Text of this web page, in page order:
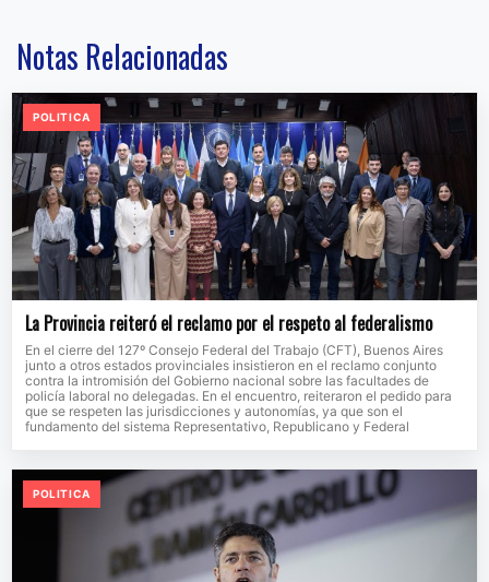
Notas Relacionadas
POLITICA
La Provincia reiteró el reclamo por el respeto al federalismo
En el cierre del 127º Consejo Federal del Trabajo (CFT), Buenos Aires
junto a otros estados provinciales insistieron en el reclamo conjunto
contra la intromisión del Gobierno nacional sobre las facultades de
policía laboral no delegadas. En el encuentro, reiteraron el pedido para
que se respeten las jurisdicciones y autonomías, ya que son el
fundamento del sistema Representativo, Republicano y Federal
POLITICA